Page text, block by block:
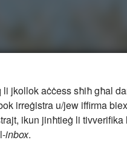
li jkollok aċċess sħiħ għal
irreġistra u/jew iffirma
ikun jinħtieġ li
inbox.